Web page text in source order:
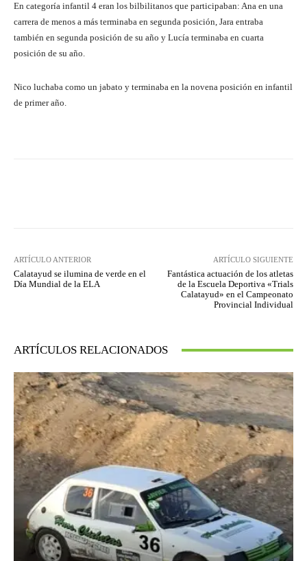
En categoría infantil 4 eran los bilbilitanos que participaban: Ana en una
carrera de menos a más terminaba en segunda posición, Jara entraba
también en segunda posición de su año y Lucía terminaba en cuarta
posición de su año.
Nico luchaba como un jabato y terminaba en la novena posición en infantil
de primer año.
ARTÍCULO ANTERIOR
Calatayud se ilumina de verde en el
Día Mundial de la ELA
ARTÍCULO SIGUIENTE
Fantástica actuación de los atletas
de la Escuela Deportiva «Trials
Calatayud» en el Campeonato
Provincial Individual
ARTÍCULOS RELACIONADOS